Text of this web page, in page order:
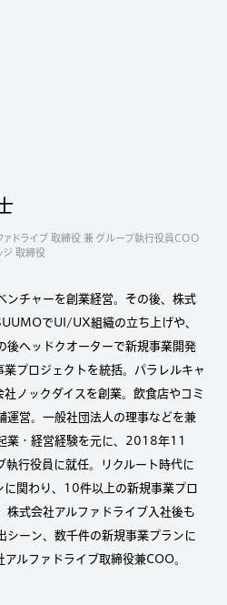
ァドライブ 取締役 兼 グループ執行役員COO
ジ 取締役
ンチャーを創業経営。その後、株式
でUI/UX組織の立ち上げや、
後ヘッドクオーターで新規事業開発
プロジェクトを統括。パラレルキャ
ノックダイスを創業。飲食店やコミ
運営。一般社団法人の理事などを兼
業・経営経験を元に、2018年11
執行役員に就任。リクルート時代に
関わり、10件以上の新規事業プロ
株式会社アルファドライブ入社後も
シーン、数千件の新規事業プランに
ルファドライブ取締役兼COO。